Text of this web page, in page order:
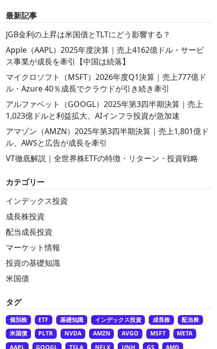
最新記事
JGB金利の上昇は米国債とTLTにどう影響する？
Apple（AAPL）2025年度決算｜売上4162億ドル・サービ
ス事業が成長を牽引【中国は続落】
マイクロソフト（MSFT）2026年度Q1決算｜売上777億ド
ル・Azure 40％成長でクラウドが引き続き牽引
アルファベット（GOOGL）2025年第3四半期決算｜売上
1,023億ドルと利益拡大、AIインフラ投資が急加速
アマゾン（AMZN）2025年第3四半期決算｜売上1,801億ド
ル、AWSと広告が成長を牽引
VT徹底解説｜全世界株ETFの特徴・リターン・投資戦略
カテゴリー
インデックス投資
成長株投資
配当成長投資
マーケット情報
投資の基礎知識
米国債
タグ
個別株 ETF 基礎知識 インデックス投資 成長株
配当株
米国債
PLTR NVDA AMZN AVGO MSFT
META
AAPL
GOOGL TSLA NFLX UNH GS AMD